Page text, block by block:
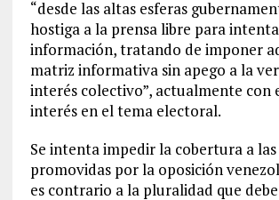
“desde las altas esferas
hostiga a la prensa libre para
información, tratando de imponer
matriz informativa sin apego a la
interés colectivo”, actualmente con
interés en el tema electoral.
Se intenta impedir la cobertura a
promovidas por la oposición
es contrario a la pluralidad que